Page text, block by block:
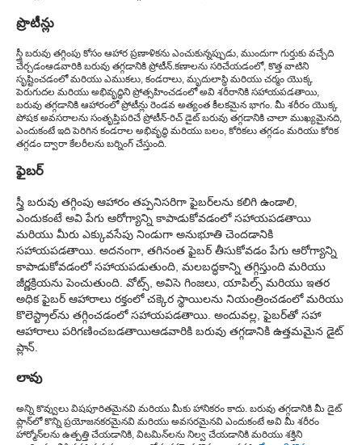
ప్రొటీన్లు
స్త్రీ బరువు తగ్గింపు కోసం ఆహార ప్రణాళికను ఎంచుకున్నప్పుడు, ముందుగా గుర్తుకు వచ్చేది
చేర్చడంఆడవారికి బరువు తగ్గడానికి ప్రోటీన్.కణాలను సరిచేయడంలో, కొత్త వాటిని
సృష్టించడంలో మరియు ఎముకలు, కండరాలు, మృదులాస్థి మరియు చర్మం యొక్క
పెరుగుదల మరియు అభివృద్ధిని ప్రోత్సహించడంలో అవి శరీరానికి సహాయపడతాయి,
బరువు తగ్గడానికి ఆహారంలో ప్రోటీన్లు రెండవ అత్యంత కీలకమైన భాగం. మీ శరీరం యొక్క
పోషక అవసరాలను సంతృప్తిపరిచే ప్రోటీన్-రిచ్ డైట్ బరువు తగ్గడానికి చాలా ముఖ్యమైనది,
ఎందుకంటే ఇది పెరిగిన కండరాల అభివృద్ధి మరియు బలం, కోరికలు తగ్గడం మరియు కోరిక
తగ్గడం ద్వారా కేలరీలను బర్నింగ్ చేస్తుంది.
ఫైబర్
స్త్రీ బరువు తగ్గింపు ఆహారం తప్పనిసరిగా ఫైబర్‌లను కలిగి ఉండాలి,
ఎందుకంటే అవి పేగు ఆరోగ్యాన్ని కాపాడుకోవడంలో సహాయపడతాయి
మరియు మీరు ఎక్కువసేపు నిండుగా అనుభూతి చెందడానికి
సహాయపడతాయి. అదనంగా, తగినంత ఫైబర్ తీసుకోవడం పేగు ఆరోగ్యాన్ని
కాపాడుకోవడంలో సహాయపడుతుంది, మలబద్ధకాన్ని తగ్గిస్తుంది మరియు
జీర్ణక్రియను పెంచుతుంది. వోట్స్, అవిసె గింజలు, యాపిల్స్ మరియు ఇతర
అధిక ఫైబర్ ఆహారాలు రక్తంలో చక్కెర స్థాయిలను నియంత్రించడంలో మరియు
కొలెస్ట్రాల్‌ను తగ్గించడంలో సహాయపడతాయి. అందువల్ల, ఫైబర్‌తో సహా
ఆహారాలు పరిగణించబడతాయిఆడవారికి బరువు తగ్గడానికి ఉత్తమమైన డైట్
ప్లాన్.
లావు
అన్ని కొవ్వులు విషపూరితమైనవి మరియు మీకు హానికరం కాదు. బరువు తగ్గడానికి మీ డైట్
ప్లాన్‌లో కొన్ని ప్రయోజనకరమైనవి మరియు అవసరమైనవి ఎందుకంటే అవి మీ శరీరం
హార్మోన్‌లను ఉత్పత్తి చేయడానికి, విటమిన్‌లను నిల్వ చేయడానికి మరియు శక్తిని